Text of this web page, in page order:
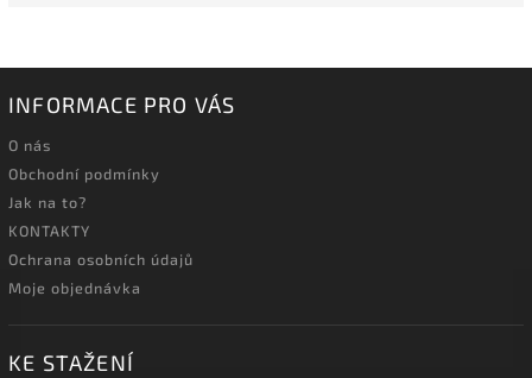
INFORMACE PRO VÁS
O nás
Obchodní podmínky
Jak na to?
KONTAKTY
Ochrana osobních údajů
Moje objednávka
KE STAŽENÍ